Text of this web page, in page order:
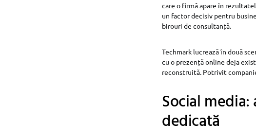
care o firmă apare în
un factor decisiv pentru
birouri de consultanță.
Techmark lucrează în două
cu o prezență online deja
reconstruită. Potrivit
Social
dedicată